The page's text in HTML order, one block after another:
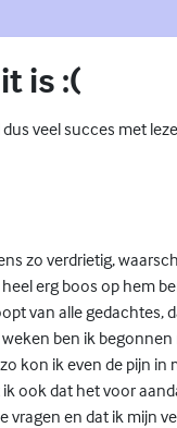
is :(
veel succes met
zo verdrietig,
erg boos op hem
van alle gedachtes,
ben ik
kon ik even de pijn
ook dat het voor
vragen en dat ik mijn